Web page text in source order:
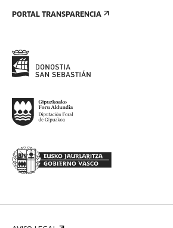
PORTAL TRANSPARENCIA